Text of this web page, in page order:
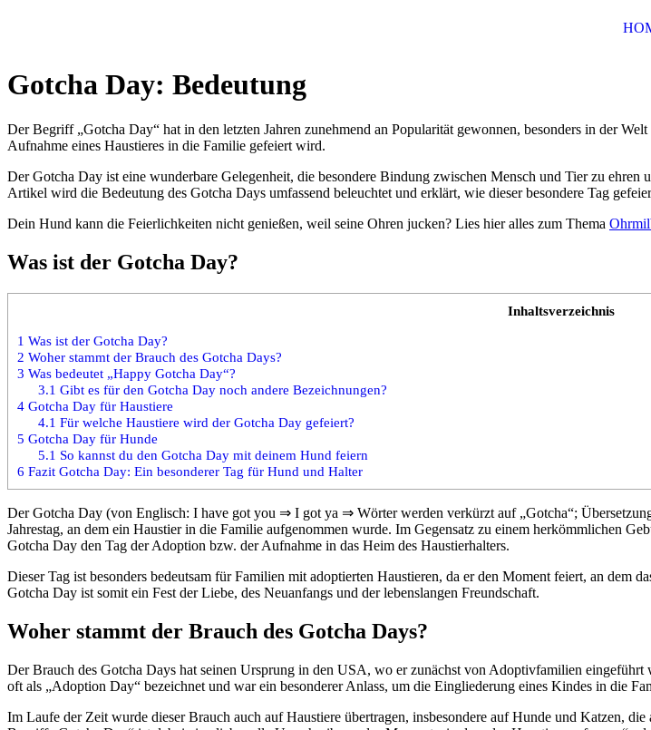
Gotcha Day: Bedeutung
Der Begriff „Gotcha Day“ hat in den letzten Jahren zunehmend an Popularität gewonnen, besonders in der
Aufnahme eines Haustieres in die Familie gefeiert wird.
Der Gotcha Day ist eine wunderbare Gelegenheit, die besondere Bindung zwischen Mensch und Tier zu
Artikel wird die Bedeutung des Gotcha Days umfassend beleuchtet und erklärt, wie dieser besondere Tag
Dein Hund kann die Feierlichkeiten nicht genießen, weil seine Ohren jucken? Lies hier alles zum Thema
Was ist der Gotcha Day?
Inhaltsverzeichnis
1 Was ist der Gotcha Day?
2 Woher stammt der Brauch des Gotcha Days?
3 Was bedeutet „Happy Gotcha Day“?
3.1 Gibt es für den Gotcha Day noch andere Bezeichnungen?
4 Gotcha Day für Haustiere
4.1 Für welche Haustiere wird der Gotcha Day gefeiert?
5 Gotcha Day für Hunde
5.1 So kannst du den Gotcha Day mit deinem Hund feiern
6 Fazit Gotcha Day: Ein besonderer Tag für Hund und Halter
Der Gotcha Day (von Englisch: I have got you ⇒ I got ya ⇒ Wörter werden verkürzt auf „Gotcha“;
Jahrestag, an dem ein Haustier in die Familie aufgenommen wurde. Im Gegensatz zu einem herkömmlichen
Gotcha Day den Tag der Adoption bzw. der Aufnahme in das Heim des Haustierhalters.
Dieser Tag ist besonders bedeutsam für Familien mit adoptierten Haustieren, da er den Moment feiert, an dem
Gotcha Day ist somit ein Fest der Liebe, des Neuanfangs und der lebenslangen Freundschaft.
Woher stammt der Brauch des Gotcha Days?
Der Brauch des Gotcha Days hat seinen Ursprung in den USA, wo er zunächst von Adoptivfamilien
oft als „Adoption Day“ bezeichnet und war ein besonderer Anlass, um die Eingliederung eines Kindes in die
Im Laufe der Zeit wurde dieser Brauch auch auf Haustiere übertragen, insbesondere auf Hunde und Katzen,